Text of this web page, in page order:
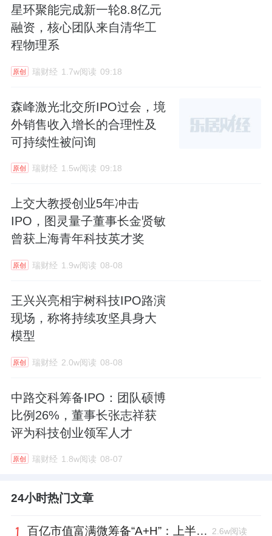
星环聚能完成新一轮8.8亿元
融资，核心团队来自清华工
程物理系
原创 瑞财经 1.7w阅读 09:18
森峰激光北交所IPO过会，境
外销售收入增长的合理性及
可持续性被问询
原创 瑞财经 1.5w阅读 09:18
上交大教授创业5年冲击
IPO，图灵量子董事长金贤敏
曾获上海青年科技英才奖
原创 瑞财经 1.9w阅读 08-08
王兴兴亮相宇树科技IPO路演
现场，称将持续攻坚具身大
模型
原创 瑞财经 2.0w阅读 08-08
中路交科筹备IPO：团队硕博
比例26%，董事长张志祥获
评为科技创业领军人才
原创 瑞财经 1.8w阅读 08-07
24小时热门文章
百亿市值富满微筹备“A+H”：上半年净利大增353%，99年董秘、01年证代上位 2.6w阅读